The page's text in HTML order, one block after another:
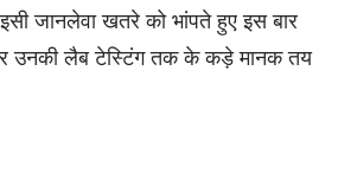
जानलेवा खतरे को भांपते हुए इस बार
उनकी लैब टेस्टिंग तक के कड़े मानक तय